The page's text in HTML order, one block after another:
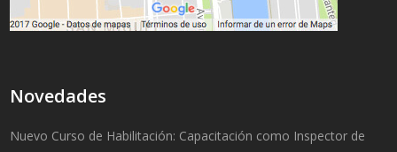
Novedades
Nuevo Curso de Habilitación: Capacitación como Inspector de